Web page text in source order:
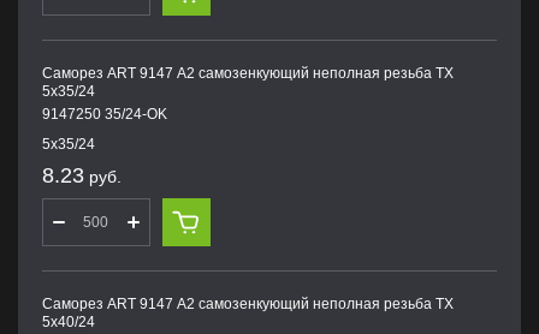
Саморез ART 9147 А2 самозенкующий неполная резьба TX
5х35/24
9147250 35/24-OK
5х35/24
8.23 руб.
Саморез ART 9147 А2 самозенкующий неполная резьба TX
5х40/24